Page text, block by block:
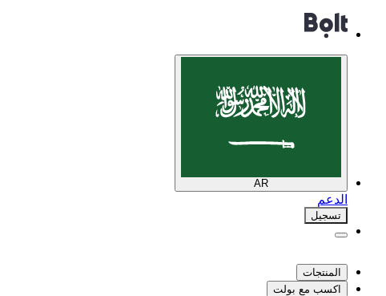
AR
الدعم
تسجيل
المنتجات
اكسب مع بولت